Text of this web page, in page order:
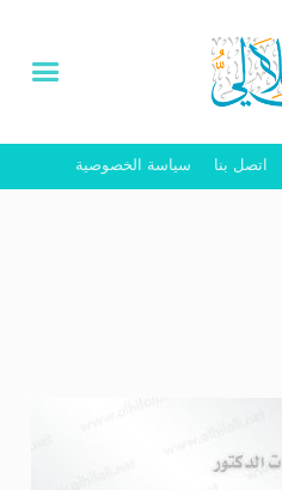
اتصل بنا سياسة الخصوصية